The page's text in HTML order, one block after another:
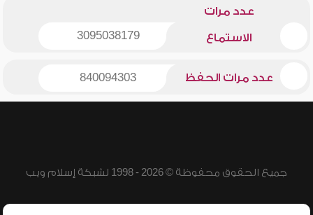
عدد مرات
الاستماع 3095038179
عدد مرات الحفظ 840094303
جميع الحقوق محفوظة © 2026 - 1998 لشبكة إسلام ويب